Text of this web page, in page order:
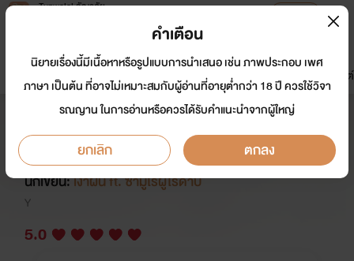
Tunwalai ธัญวลัย
หน้าแรก นิยาย อีบุ๊ก การ์ตูน
มาใหม่
ดรีมแชท ธัญลิสต์
(มีอีบุ๊ก) คุณหนูไฮโซตกอับเมียลับของ
ท่านประธาน - [PWP]
นักเขียน:เงาฝน ft. ซามูไรผู้ไร้ดาบ
Y
5.0
คำเตือน
นิยายเรื่องนี้มีเนื้อหาหรือรูปแบบการนำเสนอ เช่น ภาพประกอบ เพศ
ภาษา เป็นต้น ที่อาจไม่เหมาะสมกับผู้อ่านที่อายุต่ำกว่า 18 ปี ควรใช้วิจา
รณญาน ในการอ่านหรือควรได้รับคำแนะนำจากผู้ใหญ่
ยกเลิก ตกลง